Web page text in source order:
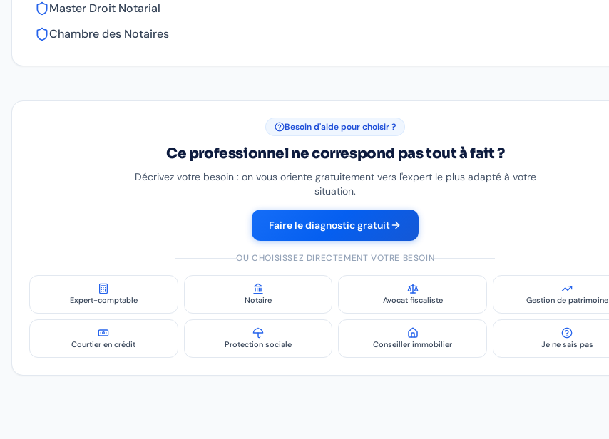
Master Droit Notarial
Chambre des Notaires
Besoin d'aide pour choisir ?
Ce professionnel ne correspond pas tout à fait ?
Décrivez votre besoin : on vous oriente gratuitement vers l'expert le plus adapté à votre
situation.
Faire le diagnostic gratuit
OU CHOISISSEZ DIRECTEMENT VOTRE BESOIN
Expert-comptable Notaire Avocat fiscaliste Gestion de patrimoine
Courtier en crédit Protection sociale Conseiller immobilier Je ne sais pas